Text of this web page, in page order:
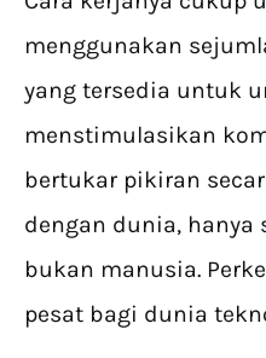
menggunakan
yang tersedia untuk
menstimulasikan
bertukar pikiran
dengan dunia, hanya
bukan manusia.
pesat bagi dunia